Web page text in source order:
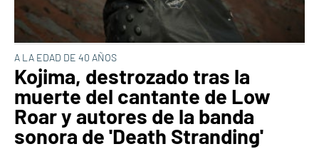
A LA EDAD DE 40 AÑOS
Kojima, destrozado tras la
muerte del cantante de Low
Roar y autores de la banda
sonora de 'Death Stranding'